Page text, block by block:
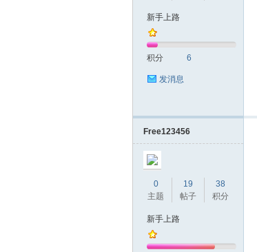
新手上路
积分 6
发消息
Free123456
0
主题
19
帖子
38
积分
新手上路